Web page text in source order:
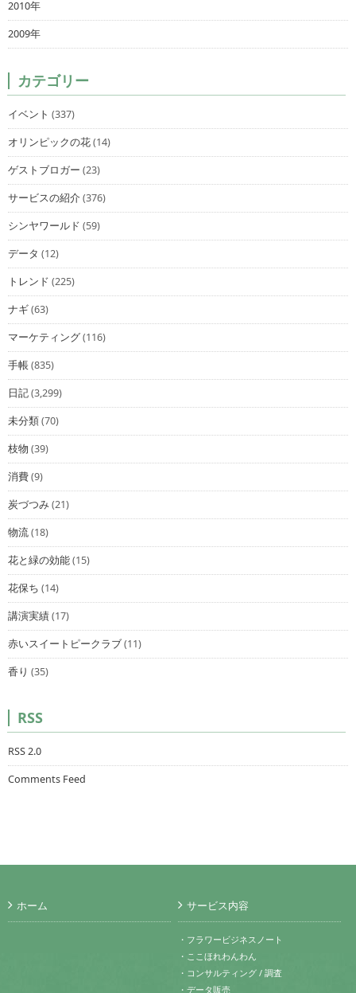
2010年
2009年
カテゴリー
イベント (337)
オリンピックの花(14)
ゲストブロガー (23)
サービスの紹介(376)
シンヤワールド (59)
データ (12)
トレンド (225)
ナギ(63)
マーケティング(116)
手帳(835)
日記(3,299)
未分類(70)
枝物 (39)
消費(9)
炭づつみ(21)
物流(18)
花と緑の効能(15)
花保ち (14)
講演実績(17)
赤いスイートピークラブ(11)
香り (35)
RSS
RSS 2.0
Comments Feed
ホーム サービス内容
・フラワービジネスノート
・ここほれわんわん
・コンサルティング / 調査
・データ販売